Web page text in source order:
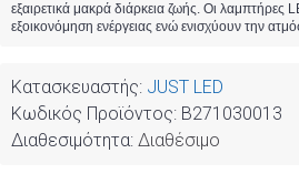
εξαιρετικά μακρά διάρκεια ζωής. Οι λαμπτήρες
εξοικονόμηση ενέργειας ενώ ενισχύουν την
Κατασκευαστής: JUST LED
Κωδικός Προϊόντος: B271030013
Διαθεσιμότητα: Διαθέσιμο